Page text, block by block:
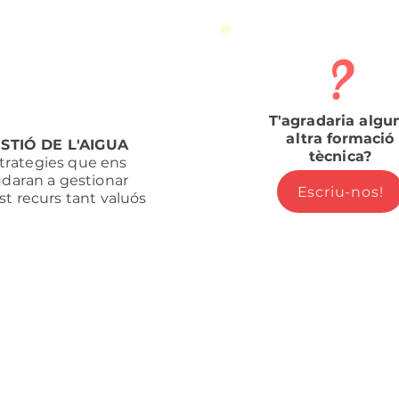
DE L'AIGUA
que ens
a gestionar
recurs tant valuós
T'agradaria
altra formació
tècnica?
?
Escriu-nos!